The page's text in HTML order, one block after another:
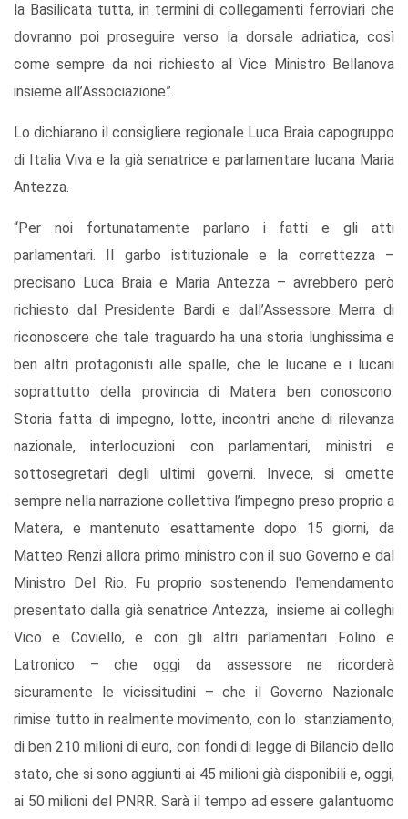
la Basilicata tutta, in termini di collegamenti ferroviari che
dovranno poi proseguire verso la dorsale adriatica, così
come sempre da noi richiesto al Vice Ministro Bellanova
insieme all’Associazione”.
Lo dichiarano il consigliere regionale Luca Braia capogruppo
di Italia Viva e la già senatrice e parlamentare lucana Maria
Antezza.
“Per noi fortunatamente parlano i fatti e gli atti
parlamentari. Il garbo istituzionale e la correttezza –
precisano Luca Braia e Maria Antezza – avrebbero però
richiesto dal Presidente Bardi e dall’Assessore Merra di
riconoscere che tale traguardo ha una storia lunghissima e
ben altri protagonisti alle spalle, che le lucane e i lucani
soprattutto della provincia di Matera ben conoscono.
Storia fatta di impegno, lotte, incontri anche di rilevanza
nazionale, interlocuzioni con parlamentari, ministri e
sottosegretari degli ultimi governi. Invece, si omette
sempre nella narrazione collettiva l’impegno preso proprio a
Matera, e mantenuto esattamente dopo 15 giorni, da
Matteo Renzi allora primo ministro con il suo Governo e dal
Ministro Del Rio. Fu proprio sostenendo l'emendamento
presentato dalla già senatrice Antezza, insieme ai colleghi
Vico e Coviello, e con gli altri parlamentari Folino e
Latronico – che oggi da assessore ne ricorderà
sicuramente le vicissitudini – che il Governo Nazionale
rimise tutto in realmente movimento, con lo stanziamento,
di ben 210 milioni di euro, con fondi di legge di Bilancio dello
stato, che si sono aggiunti ai 45 milioni già disponibili e, oggi,
ai 50 milioni del PNRR. Sarà il tempo ad essere galantuomo